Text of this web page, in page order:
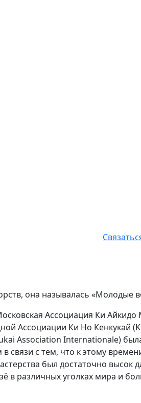
она называлась «Молодые
Ассоциация Ки
Ассоциации Ки Но Кенкукай
Association Internationale)
связи с тем, что к этому
был достаточно высок
в различных уголках мира и